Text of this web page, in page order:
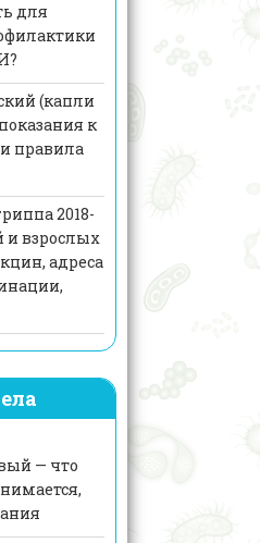
для
(капли
к
правила
2018-
и взрослых
адреса
— что